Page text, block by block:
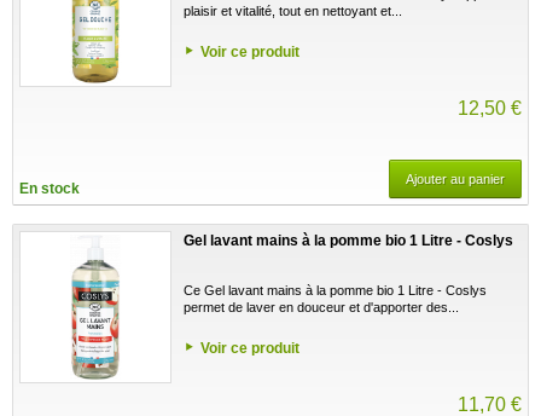
plaisir et vitalité, tout en nettoyant et...
Voir ce produit
12,50 €
En stock
Ajouter au panier
Gel lavant mains à la pomme bio 1 Litre - Coslys
Ce Gel lavant mains à la pomme bio 1 Litre - Coslys
permet de laver en douceur et d'apporter des...
Voir ce produit
11,70 €